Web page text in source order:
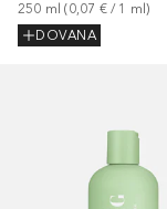
250 ml (0,07 € / 1 ml)
DOVANA